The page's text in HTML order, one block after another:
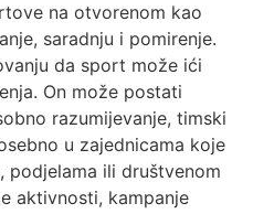
na otvorenom kao
saradnju i pomirenje.
da sport može ići
On može postati
razumijevanje, timski
u zajednicama koje
podjelama ili društvenom
aktivnosti, kampanje